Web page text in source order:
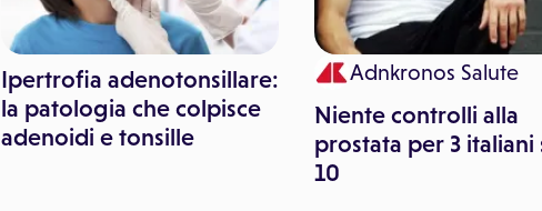
Ipertrofia adenotonsillare:
la patologia che colpisce
adenoidi e tonsille
Adnkronos Salute
Niente controlli alla
prostata per 3 italiani
10